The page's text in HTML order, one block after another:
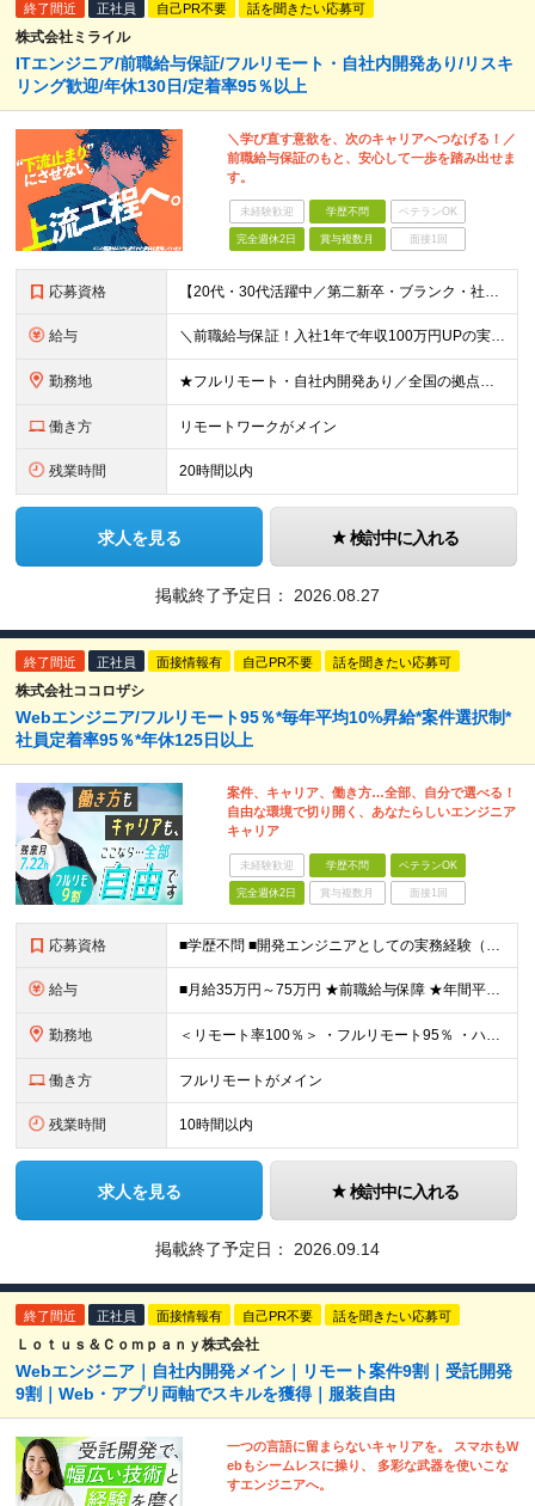
終了間近 正社員 自己PR不要 話を聞きたい応募可
株式会社ミライル
ITエンジニア/前職給与保証/フルリモート・自社内開発あり/リスキ
リング歓迎/年休130日/定着率95％以上
＼学び直す意欲を、次のキャリアへつなげる！／
前職給与保証のもと、安心して一歩を踏み出せま
す。
未経験歓迎 学歴不問 ベテランOK
完全週休2日 賞与複数月 面接1回
応募資格 【20代・30代活躍中／第二新卒・ブランク・社会人経験10年以上も歓迎】 ＜応募条件＞ ◇学歴不問 ◇IT業界での実務経験をお持ちの方（年数不問） ※以下いずれかのご経験を想定しています └テスター
給与 ＼前職給与保証！入社1年で年収100万円UPの実績あり／ ＜経験2年未満の方＞ 月給30万円～35万円 ＜経験2年以上の方＞ 月給35万円～45万円 ＜PM/PL経験のある方＞ 月給70万円～1
勤務地 ★フルリモート・自社内開発あり／全国の拠点で募集中！ 北海道、宮城県、新潟県、東京都、大阪府、福岡県、沖縄県にある各拠点 ※様々な企業の現場で、当社プロジェクトに加わり業務を行っていただきます。 ※希
働き方 リモートワークがメイン
残業時間 20時間以内
求人を見る 検討中に入れる
掲載終了予定日： 2026.08.27
終了間近 正社員 面接情報有 自己PR不要 話を聞きたい応募可
株式会社ココロザシ
Webエンジニア/フルリモート95％*毎年平均10%昇給*案件選択制*
社員定着率95％*年休125日以上
案件、キャリア、働き方…全部、自分で選べる！
自由な環境で切り開く、あなたらしいエンジニア
キャリア
未経験歓迎 学歴不問 ベテランOK
完全週休2日 賞与複数月 面接1回
応募資格 ■学歴不問 ■開発エンジニアとしての実務経験（言語・年数不問） ＜以下のような方を歓迎します＞ ・モダンな技術にチャレンジしたい方 ・新しい領域にチャレンジしたい方
給与 ■月給35万円～75万円 ★前職給与保障 ★年間平均昇給率約10％ ※月給額は、経験・スキルを考慮の上、決定いたします ※上記月給額には、みなし残業代3万円～7万円（月20時間分）が含まれています
勤務地 ＜リモート率100％＞ ・フルリモート95％ ・ハイブリッド5% ★30％の社員が地方に在住しながら、リモート環境でプロジェクトに参画しています。全国どこにお住まいでも働ける環境が整っています。まず
働き方 フルリモートがメイン
残業時間 10時間以内
求人を見る 検討中に入れる
掲載終了予定日： 2026.09.14
終了間近 正社員 面接情報有 自己PR不要 話を聞きたい応募可
Ｌｏｔｕｓ＆Ｃｏｍｐａｎｙ株式会社
Webエンジニア｜自社内開発メイン｜リモート案件9割｜受託開発
9割｜Web・アプリ両軸でスキルを獲得｜服装自由
一つの言語に留まらないキャリアを。 スマホもW
ebもシームレスに操り、 多彩な武器を使いこな
すエンジニアへ。